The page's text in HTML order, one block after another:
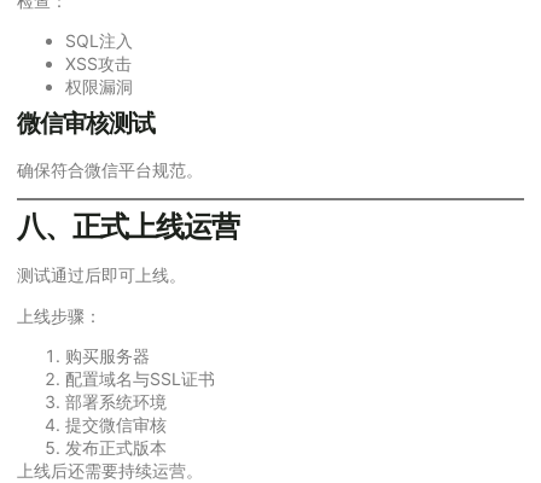
SQL注入
XSS攻击
权限漏洞
微信审核测试
确保符合微信平台规范。
八、正式上线运营
测试通过后即可上线。
上线步骤：
购买服务器
配置域名与SSL证书
部署系统环境
提交微信审核
发布正式版本
上线后还需要持续运营。